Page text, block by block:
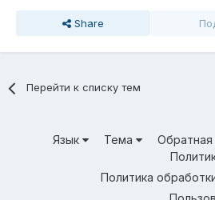
Share
Перейти к списку тем
Язык Тема Обратная
Политика